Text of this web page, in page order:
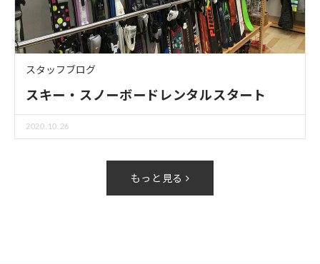
スタッフブログ
スキー・スノーボードレンタルスタート
2020.10.26
もっと見る